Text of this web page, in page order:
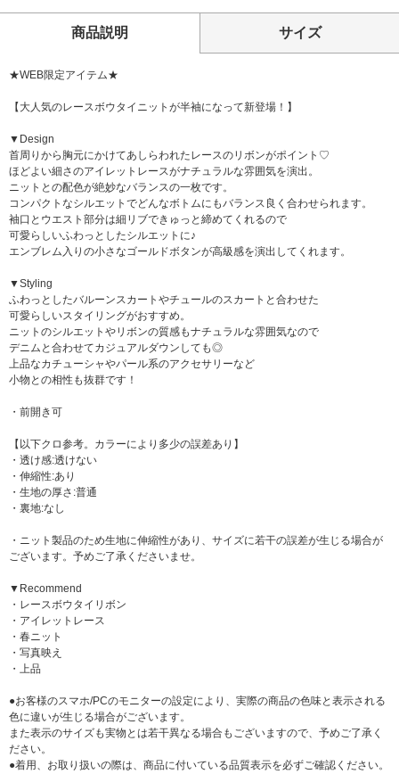
商品説明 サイズ
★WEB限定アイテム★
【大人気のレースボウタイニットが半袖になって新登場！】
▼Design
首周りから胸元にかけてあしらわれたレースのリボンがポイント♡
ほどよい細さのアイレットレースがナチュラルな雰囲気を演出。
ニットとの配色が絶妙なバランスの一枚です。
コンパクトなシルエットでどんなボトムにもバランス良く合わせられます。
袖口とウエスト部分は細リブできゅっと締めてくれるので
可愛らしいふわっとしたシルエットに♪
エンブレム入りの小さなゴールドボタンが高級感を演出してくれます。
▼Styling
ふわっとしたバルーンスカートやチュールのスカートと合わせた
可愛らしいスタイリングがおすすめ。
ニットのシルエットやリボンの質感もナチュラルな雰囲気なので
デニムと合わせてカジュアルダウンしても◎
上品なカチューシャやパール系のアクセサリーなど
小物との相性も抜群です！
・前開き可
【以下クロ参考。カラーにより多少の誤差あり】
・透け感:透けない
・伸縮性:あり
・生地の厚さ:普通
・裏地:なし
・ニット製品のため生地に伸縮性があり、サイズに若干の誤差が生じる場合が
ございます。予めご了承くださいませ。
▼Recommend
・レースボウタイリボン
・アイレットレース
・春ニット
・写真映え
・上品
●お客様のスマホ/PCのモニターの設定により、実際の商品の色味と表示される
色に違いが生じる場合がございます。
また表示のサイズも実物とは若干異なる場合もございますので、予めご了承く
ださい。
●着用、お取り扱いの際は、商品に付いている品質表示を必ずご確認ください。